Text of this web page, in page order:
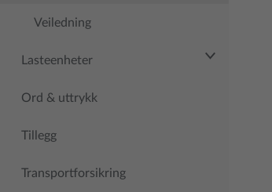
Veiledning
Lasteenheter
Ord & uttrykk
Tillegg
Transportforsikring